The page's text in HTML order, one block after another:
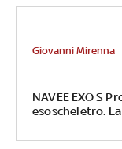
NAVEE EXO S
esoscheletro.
Giovanni Mirenna